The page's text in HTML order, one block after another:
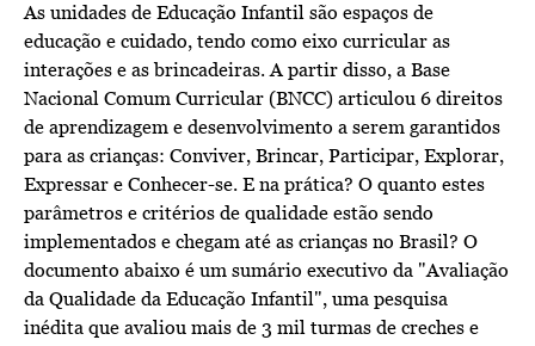
As unidades de Educação Infantil são espaços de
educação e cuidado, tendo como eixo curricular as
interações e as brincadeiras. A partir disso, a Base
Nacional Comum Curricular (BNCC) articulou 6 direitos
de aprendizagem e desenvolvimento a serem garantidos
para as crianças: Conviver, Brincar, Participar, Explorar,
Expressar e Conhecer-se. E na prática? O quanto estes
parâmetros e critérios de qualidade estão sendo
implementados e chegam até as crianças no Brasil? O
documento abaixo é um sumário executivo da "Avaliação
da Qualidade da Educação Infantil", uma pesquisa
inédita que avaliou mais de 3 mil turmas de creches e